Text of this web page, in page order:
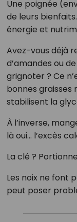
Une poignée
de leurs
énergie et
Avez-vous déjà
d’amandes ou
grignoter ? Ce
bonnes graisses
stabilisent la
À l’inverse,
là oui… l’excès
La clé ?
Les noix ne font
peut poser